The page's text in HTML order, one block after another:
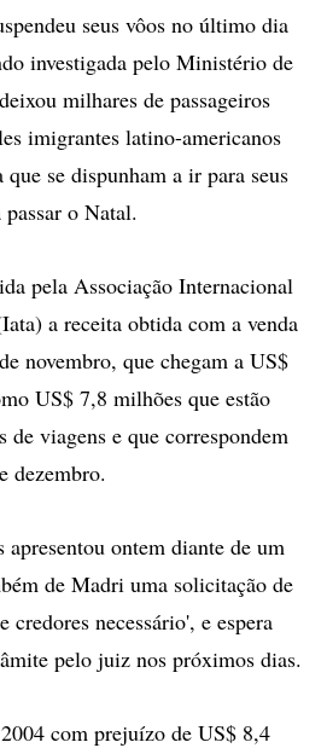
seus vôos no último dia
investigada pelo Ministério de
milhares de passageiros
imigrantes latino-americanos
que se dispunham a ir para seus
o Natal.
pela Associação Internacional
a receita obtida com a venda
novembro, que chegam a US$
US$ 7,8 milhões que estão
de viagens e que correspondem
dezembro.
apresentou ontem diante de um
de Madri uma solicitação de
credores necessário', e espera
pelo juiz nos próximos dias.
com prejuízo de US$ 8,4